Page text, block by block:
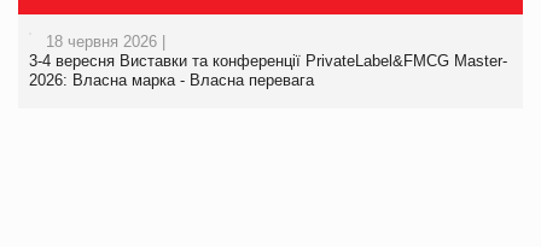
18 червня 2026 |
3-4 вересня Виставки та конференції PrivateLabel&FMCG Master-
2026: Власна марка - Власна перевага